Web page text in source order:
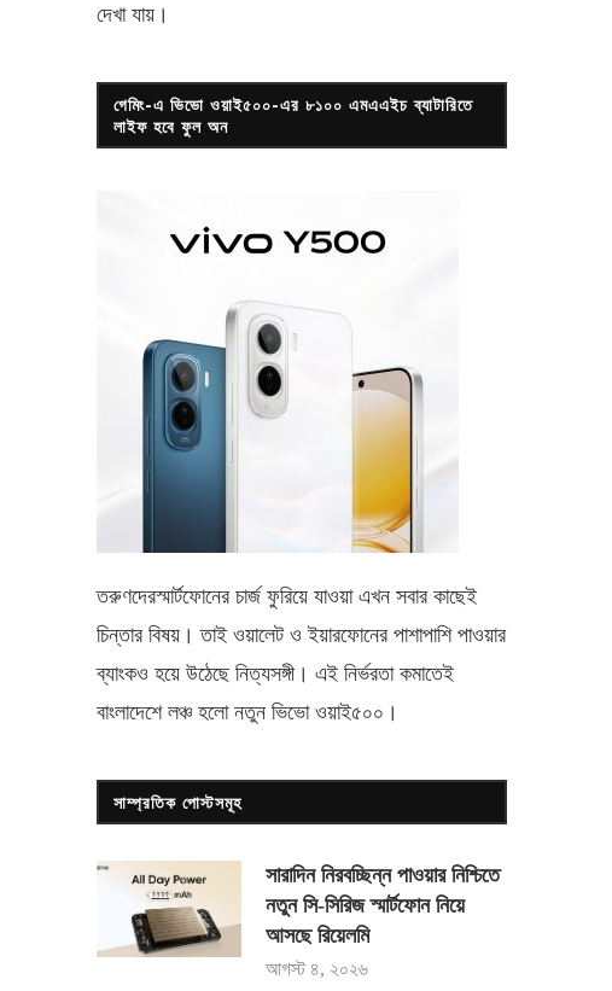
দেখা যায়।
গেমিং-এ ভিভো ওয়াই৫০০-এর ৮১০০ এমএএইচ ব্যাটারিতে
লাইফ হবে ফুল অন
তরুণদেরস্মার্টফোনের চার্জ ফুরিয়ে যাওয়া এখন সবার কাছেই
চিন্তার বিষয়। তাই ওয়ালেট ও ইয়ারফোনের পাশাপাশি পাওয়ার
ব্যাংকও হয়ে উঠেছে নিত্যসঙ্গী। এই নির্ভরতা কমাতেই
বাংলাদেশে লঞ্চ হলো নতুন ভিভো ওয়াই৫০০ ।
সাম্প্রতিক পোস্টসমূহ
সারাদিন নিরবচ্ছিন্ন পাওয়ার নিশ্চিতে
নতুন সি-সিরিজ স্মার্টফোন নিয়ে
আসছে রিয়েলমি
আগস্ট ৪, ২০২৬